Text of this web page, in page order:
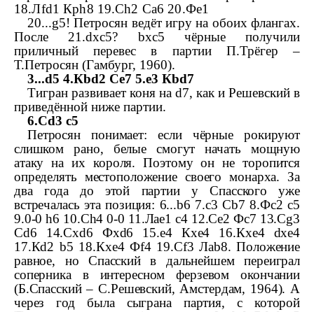
18.Лfd1Крh8 19.Сh2 Сa6 20.Фe1
20...g5! Петросян ведёт игру на обоих флангах.
После 21.dxc5? bxc5 чёрные получили
приличный перевес в партии П.Трёгер –
Т.Петросян (Гамбург, 1960).
3...d5 4.Кbd2 Сe7 5.e3 Кbd7
Тигран развивает коня на d7, как и Решевский в
приведённой ниже партии.
6.Сd3 c5
Петросян понимает: если чёрные рокируют
слишком рано, белые смогут начать мощную
атаку на их короля. Поэтому он не торопится
определять местоположение своего монарха. За
два года до этой партии у Спасского уже
встречалась эта позиция: 6...b6 7.c3Сb7 8.Фc2c5
9.0-­0h6 10.Сh4 0-­0 11.Лae1c4 12.Сe2Фc7 13.Сg3
Сd6 14.Сxd6 Фxd6 15.e4 Кxe4 16.Кxe4 dxe4
17.Кd2 b5 18.Кxe4Фf4 19.Сf3Лab8. Положение
равное, но Спасский в дальнейшем переиграл
соперника в интересном ферзевом окончании
(Б.Спасский – С.Решевский, Амстердам, 1964). А
через год была сыграна партия, с которой